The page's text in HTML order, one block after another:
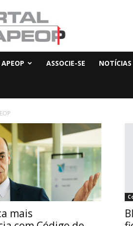
ASSOCIE-SE NOTÍCIAS
mais